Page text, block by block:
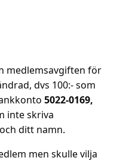
medlemsavgiften för
dvs 100:- som
5022-0169,
inte skriva
ditt namn.
men skulle vilja